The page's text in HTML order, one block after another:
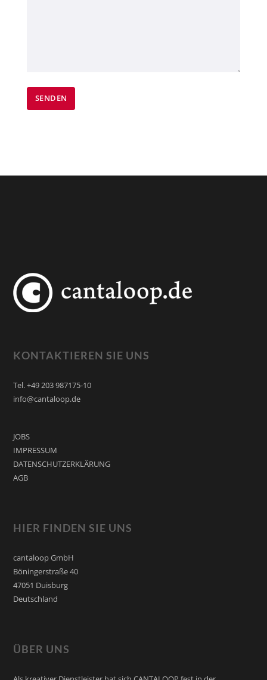
KONTAKTIEREN SIE UNS
Tel. +49 203 987175-10
info@cantaloop.de
JOBS
IMPRESSUM
DATENSCHUTZERKLÄRUNG
AGB
HIER FINDEN SIE UNS
cantaloop GmbH
Böningerstraße 40
47051 Duisburg
Deutschland
ÜBER UNS